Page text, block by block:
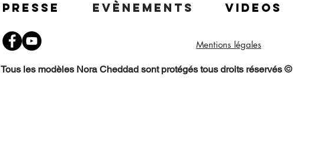
Presse Evènements videos
Mentions légales
Tous les modèles Nora Cheddad sont protégés tous droits réservés ©